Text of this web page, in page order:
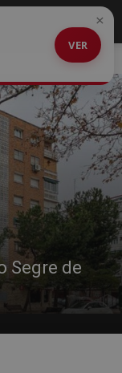
Segre de
VER
×